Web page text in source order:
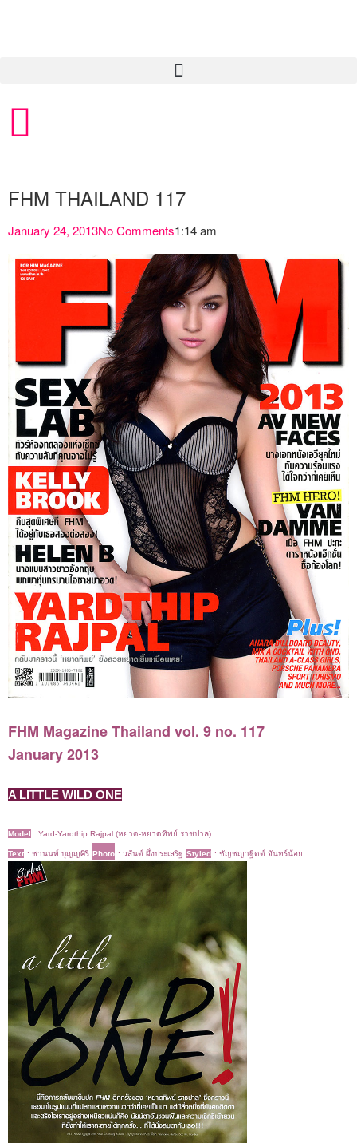
FHM THAILAND 117
January 24, 2013No Comments1:14 am
FHM Magazine Thailand vol. 9 no. 117
January 2013
A LITTLE WILD ONE
Model : Yard-Yardthip Rajpal (หยาด-หยาดทิพย์ ราชปาล)
Text : ชานนท์ บุญญศิริ Photo : วสันต์ ผึ่งประเสริฐ Styled : ชัญชญาฐิตต์ จันทร์น้อย